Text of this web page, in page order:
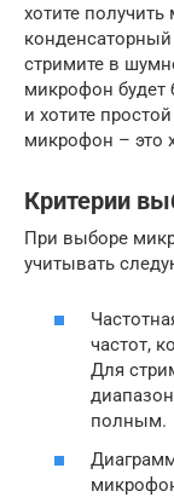
хотите
стримите в
микрофон
и хотите
микрофон – это
Критерии
При выборе
учитывать
частот,
Для
полным.